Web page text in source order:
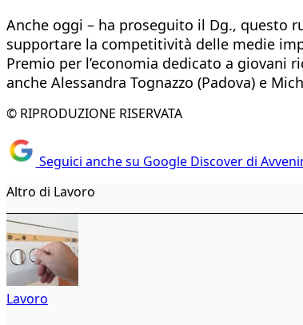
Anche oggi – ha proseguito il Dg.,
supportare la competitività delle medie
Premio per l’economia dedicato a giovani
anche Alessandra Tognazzo (Padova) e
© RIPRODUZIONE RISERVATA
Seguici anche su Google Discover di
Altro di Lavoro
Lavoro